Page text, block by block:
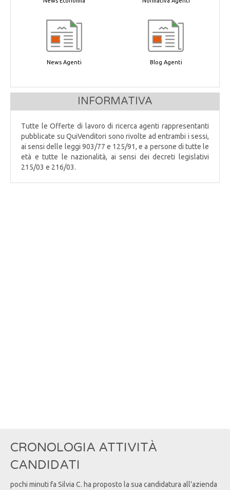
News Agenti Blog Agenti
INFORMATIVA
Tutte le Offerte di lavoro di ricerca agenti rappresentanti
pubblicate su QuiVenditori sono rivolte ad entrambi i sessi,
ai sensi delle leggi 903/77 e 125/91, e a persone di tutte le
età e tutte le nazionalità, ai sensi dei decreti legislativi
215/03 e 216/03.
CRONOLOGIA ATTIVITÀ
CANDIDATI
pochi minuti fa Silvia C. ha proposto la sua candidatura all'azienda